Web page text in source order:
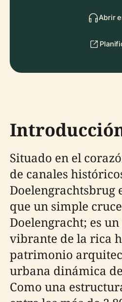
Abrir
Situado en el
de canales
Doelengrachtsbrug
que un simple
Doelengracht; es
vibrante de la rica
patrimonio
urbana dinámica
Como una